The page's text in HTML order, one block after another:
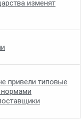
изменят
привели типовые
нормами